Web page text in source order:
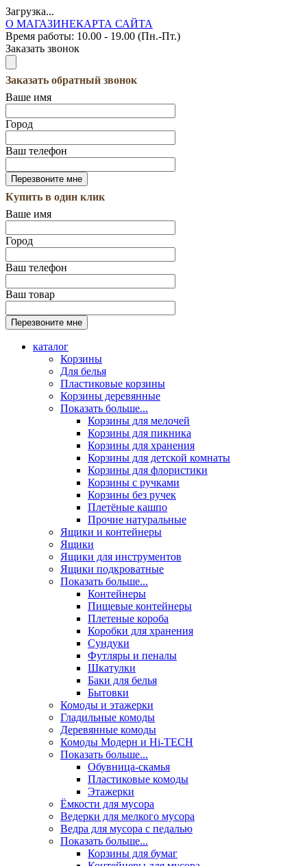
Загрузка...
О МАГАЗИНЕКАРТА САЙТА
Время работы: 10.00 - 19.00 (Пн.-Пт.)
Заказать звонок
Заказать обратный звонок
Ваше имя
Город
Ваш телефон
Купить в один клик
Ваше имя
Город
Ваш телефон
Ваш товар
каталог
Корзины
Для белья
Пластиковые корзины
Корзины деревянные
Показать больше...
Корзины для мелочей
Корзины для пикника
Корзины для хранения
Корзины для детской комнаты
Корзины для флористики
Корзины с ручками
Корзины без ручек
Плетёные кашпо
Прочие натуральные
Ящики и контейнеры
Ящики
Ящики для инструментов
Ящики подкроватные
Показать больше...
Контейнеры
Пищевые контейнеры
Плетеные короба
Коробки для хранения
Сундуки
Футляры и пеналы
Шкатулки
Баки для белья
Бытовки
Комоды и этажерки
Гладильные комоды
Деревянные комоды
Комоды Модерн и Hi-TECH
Показать больше...
Обувница-скамья
Пластиковые комоды
Этажерки
Ёмкости для мусора
Ведерки для мелкого мусора
Ведра для мусора с педалью
Показать больше...
Корзины для бумаг